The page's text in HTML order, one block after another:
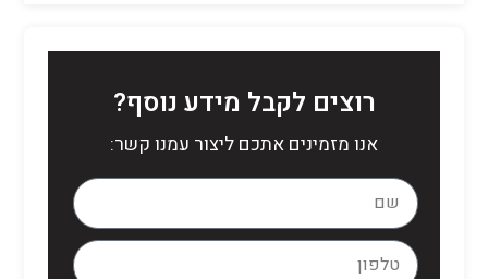
רוצים לקבל מידע נוסף?
אנו מזמינים אתכם ליצור עמנו קשר: